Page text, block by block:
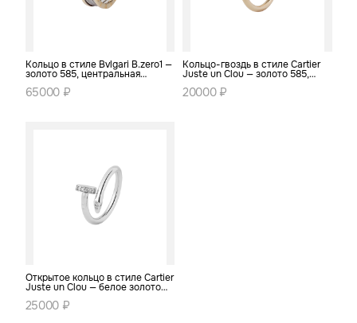
Кольцо в стиле Bvlgari B.zero1 —
золото 585, центральная
65000 ₽
Кольцо-гвоздь в стиле Cartier
Juste un Clou — золото 585,
20000 ₽
Открытое кольцо в стиле Cartier
Juste un Clou — белое золото
25000 ₽